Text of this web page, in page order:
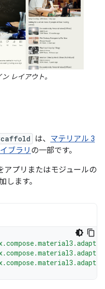
レイアウト。
は、 マテリアル 3
ブラリ の一部です。
アプリまたはモジュールの
します。